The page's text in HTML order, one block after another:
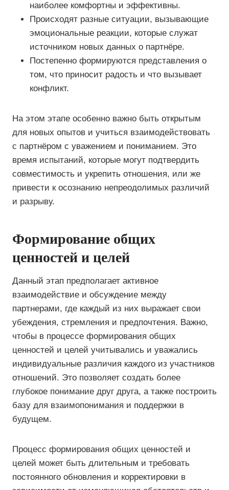
наиболее комфортны и эффективны.
Происходят разные ситуации, вызывающие
эмоциональные реакции, которые служат
источником новых данных о партнёре.
Постепенно формируются представления о
том, что приносит радость и что вызывает
конфликт.
На этом этапе особенно важно быть открытым
для новых опытов и учиться взаимодействовать
с партнёром с уважением и пониманием. Это
время испытаний, которые могут подтвердить
совместимость и укрепить отношения, или же
привести к осознанию непреодолимых различий
и разрыву.
Формирование общих
ценностей и целей
Данный этап предполагает активное
взаимодействие и обсуждение между
партнерами, где каждый из них выражает свои
убеждения, стремления и предпочтения. Важно,
чтобы в процессе формирования общих
ценностей и целей учитывались и уважались
индивидуальные различия каждого из участников
отношений. Это позволяет создать более
глубокое понимание друг друга, а также построить
базу для взаимопонимания и поддержки в
будущем.
Процесс формирования общих ценностей и
целей может быть длительным и требовать
постоянного обновления и корректировки в